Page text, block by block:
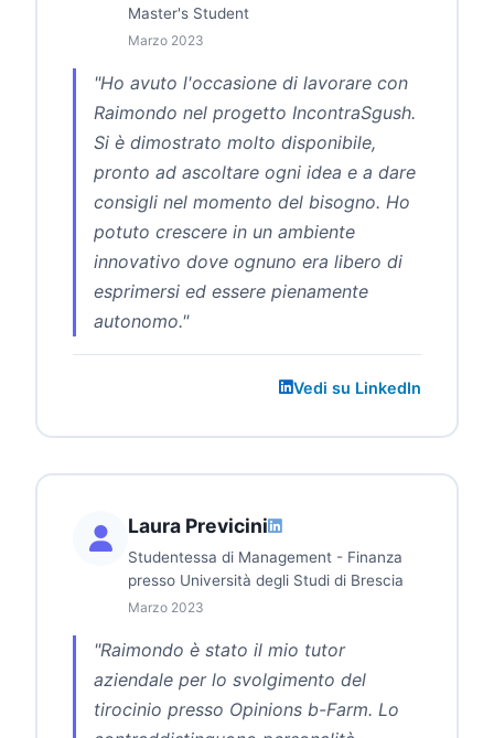
Master's Student
Marzo 2023
"Ho avuto l'occasione di lavorare con
Raimondo nel progetto IncontraSgush.
Si è dimostrato molto disponibile,
pronto ad ascoltare ogni idea e a dare
consigli nel momento del bisogno. Ho
potuto crescere in un ambiente
innovativo dove ognuno era libero di
esprimersi ed essere pienamente
autonomo."
Vedi su LinkedIn
Laura Previcini
Studentessa di Management - Finanza
presso Università degli Studi di Brescia
Marzo 2023
"Raimondo è stato il mio tutor
aziendale per lo svolgimento del
tirocinio presso Opinions b-Farm. Lo